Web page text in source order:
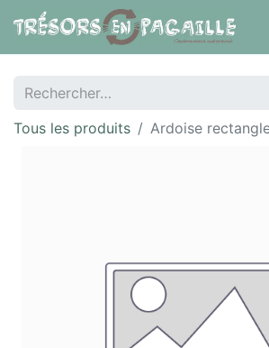
Tous les produits Ardoise